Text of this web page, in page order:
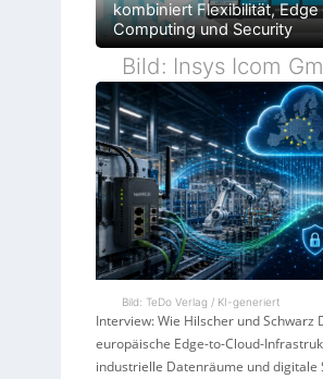
kombiniert Flexibilität, Edge
Computing und Security
Bild: Insys Icom
Bild: TeDo Verlag / KI-generiert
Interview: Wie Hilscher und Schwarz
europäische Edge-to-Cloud-
industrielle Datenräume und digitale